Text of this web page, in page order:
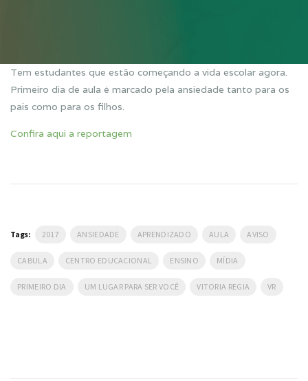
Tem estudantes que estão começando a vida escolar agora.
Primeiro dia de aula é marcado pela ansiedade tanto para os
pais como para os filhos.
Confira aqui a reportagem
Tags: 2017 ANSIEDADE APRENDIZADO AULA AVISO
CABULA CENTRO EDUCACIONAL ENSINO MÍDIA
PRIMEIRO DIA UM LUGAR PARA SER VOCÊ VITORIA REGIA VR